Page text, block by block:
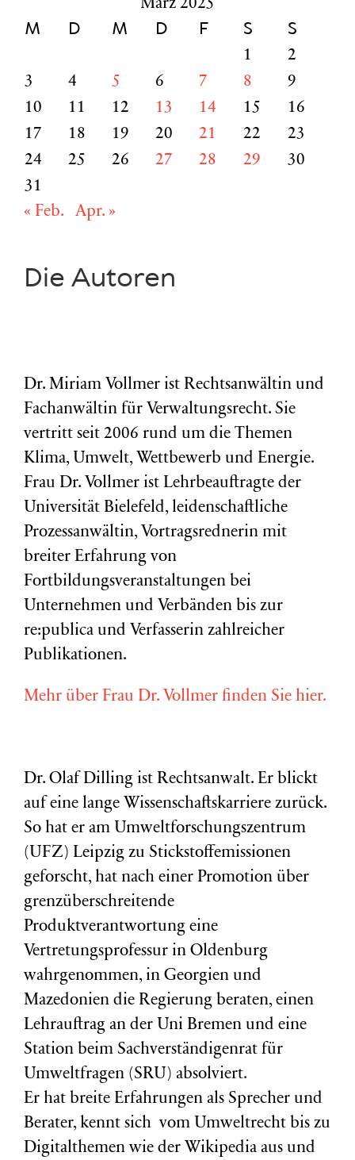
März 2025
M D M D F S S
1
2
3
4 5 6 7 8
9
10
11 12 13 14 15
16
17
18 19 20 21 22
23
24
25 26 27 28 29
30
31
« Feb.
Apr. »
Die Autoren
Dr. Miriam Vollmer ist Rechtsanwältin und
Fachanwältin für Verwaltungsrecht. Sie
vertritt seit 2006 rund um die Themen
Klima, Umwelt, Wettbewerb und Energie.
Frau Dr. Vollmer ist Lehrbeauftragte der
Universität Bielefeld, leidenschaftliche
Prozessanwältin, Vortragsrednerin mit
breiter Erfahrung von
Fortbildungsveranstaltungen bei
Unternehmen und Verbänden bis zur
re:publica und Verfasserin zahlreicher
Publikationen.
Mehr über Frau Dr. Vollmer finden Sie hier.
Dr. Olaf Dilling ist Rechtsanwalt. Er blickt
auf eine lange Wissenschaftskarriere zurück.
So hat er am Umweltforschungszentrum
(UFZ) Leipzig zu Stickstoffemissionen
geforscht, hat nach einer Promotion über
grenzüberschreitende
Produktverantwortung eine
Vertretungsprofessur in Oldenburg
wahrgenommen, in Georgien und
Mazedonien die Regierung beraten, einen
Lehrauftrag an der Uni Bremen und eine
Station beim Sachverständigenrat für
Umweltfragen (SRU) absolviert.
Er hat breite Erfahrungen als Sprecher und
Berater, kennt sich vom Umweltrecht bis zu
Digitalthemen wie der Wikipedia aus und